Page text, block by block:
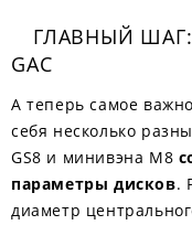
ГЛАВНЫЙ
GAC
А теперь самое
себя несколько
GS8 и минивэна M8
параметры дисков.
диаметр